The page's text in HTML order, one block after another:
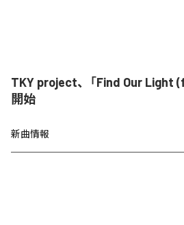
TKY project、「Find Our Light
開始
新曲情報